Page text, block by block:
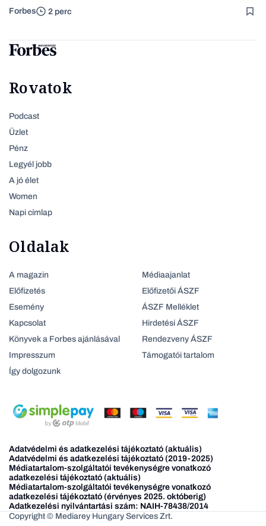
Forbes 2 perc
Rovatok
Podcast
Üzlet
Pénz
Legyél jobb
A jó élet
Women
Napi címlap
Oldalak
A magazin
Előfizetés
Esemény
Kapcsolat
Könyvek a Forbes ajánlásával
Impresszum
Így dolgozunk
Médiaajanlat
Előfizetői ÁSZF
ÁSZF Melléklet
Hirdetési ÁSZF
Rendezveny ÁSZF
Támogatói tartalom
Adatvédelmi és adatkezelési tájékoztató (aktuális)
Adatvédelmi és adatkezelési tájékoztató (2019-2025)
Médiatartalom-szolgáltatói tevékenységre vonatkozó
adatkezelési tájékoztató (aktuális)
Médiatartalom-szolgáltatói tevékenységre vonatkozó
adatkezelési tájékoztató (érvényes 2025. októberig)
Adatkezelési nyilvántartási szám: NAIH-78438/2014
Copyright © Mediarey Hungary Services Zrt.